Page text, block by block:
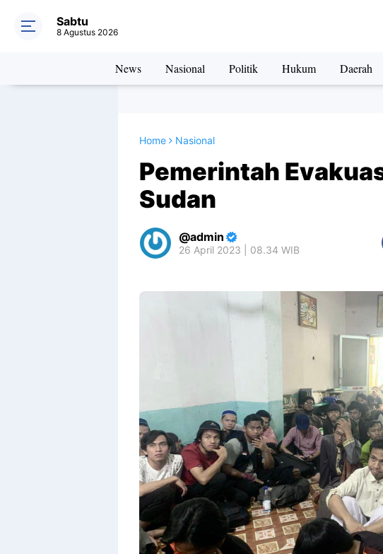
Sabtu
8 Agustus 2026
News Nasional Politik Hukum Daerah
Home Nasional
Pemerintah
Sudan
admin
26 April 2023 | 08.34 WIB